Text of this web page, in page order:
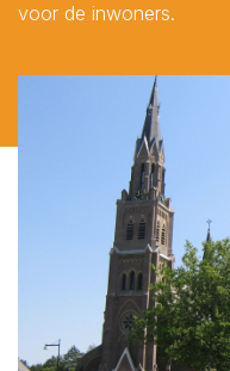
voor de inwoners.
Lees hier onzePrivacy
Aagtekerke
Arnemuiden
Biggekerke
Borssele
Brouwershaven
Bruinisse
Burgh-Haamstede